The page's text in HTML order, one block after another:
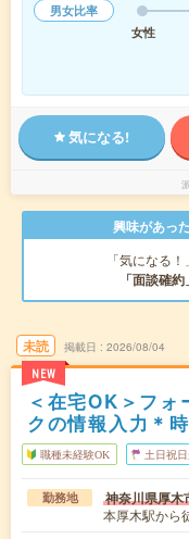
男女比率
女性
気になる!
興味があっ
「気になる
「面談確約
未読
NEW
掲載日 2026/08/04
＜在宅OK＞フォ
クの情報入力＊
職種未経験OK 土日祝
勤務地 神奈川県厚木
本厚木駅から